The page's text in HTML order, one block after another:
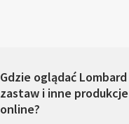
Gdzie oglądać
zastaw i inne produkcje
online?